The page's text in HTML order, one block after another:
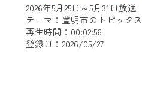
2026年5月25日～5月31日放送
テーマ：豊明市のトピックス
再生時間：00:02:56
登録日：2026/05/27